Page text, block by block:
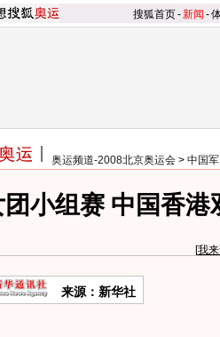
搜狐首页-新闻 -
奥运频道-2008北京奥运会 > 中国
小组赛 中国香港
[我
来源：新华社